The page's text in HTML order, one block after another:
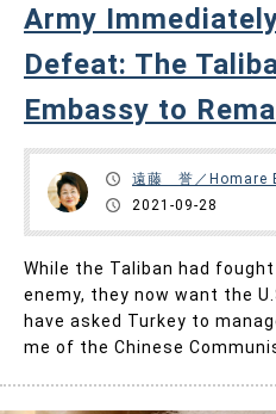
Army
Defeat: The
Embassy to
遠藤 誉／Homare
2021-09-28
While the Taliban had
enemy, they now want the
have asked Turkey to
me of the Chinese